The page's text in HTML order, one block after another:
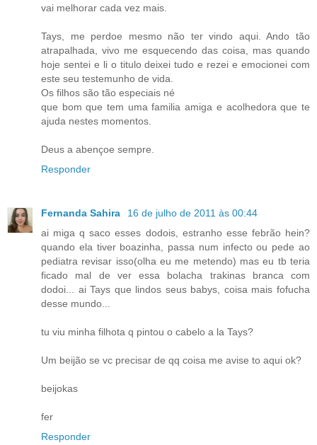
vai melhorar cada vez mais.
Tays, me perdoe mesmo não ter vindo aqui. Ando tão
atrapalhada, vivo me esquecendo das coisa, mas quando
hoje sentei e li o titulo deixei tudo e rezei e emocionei com
este seu testemunho de vida.
Os filhos são tão especiais né
que bom que tem uma familia amiga e acolhedora que te
ajuda nestes momentos.
Deus a abençoe sempre.
Responder
Fernanda Sahira
16 de julho de 2011 às 00:44
ai miga q saco esses dodois, estranho esse febrão hein?
quando ela tiver boazinha, passa num infecto ou pede ao
pediatra revisar isso(olha eu me metendo) mas eu tb teria
ficado mal de ver essa bolacha trakinas branca com
dodoi... ai Tays que lindos seus babys, coisa mais fofucha
desse mundo...
tu viu minha filhota q pintou o cabelo a la Tays?
Um beijão se vc precisar de qq coisa me avise to aqui ok?
beijokas
fer
Responder